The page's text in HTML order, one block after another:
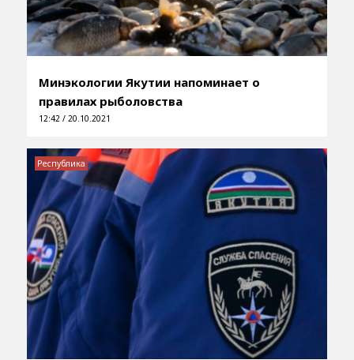
Минэкологии Якутии напоминает о
правилах рыболовства
12:42 / 20.10.2021
Республика